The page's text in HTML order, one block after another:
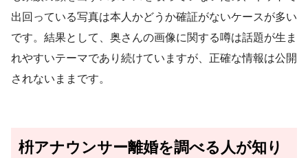
出回っている写真は本人かどうか確証がないケースが多い
です。結果として、奥さんの画像に関する噂は話題が生ま
れやすいテーマであり続けていますが、正確な情報は公開
されないままです。
枡アナウンサー離婚を調べる人が知り